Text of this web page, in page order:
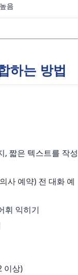
높음
하는 방법
짧은 텍스트를 작성
사 예약) 전 대화 예
휘 익히기
이상)